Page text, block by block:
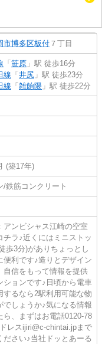
市博多区板付 ７丁目
「 笹原 」駅 徒歩16分
線 「 井尻 」駅 徒歩23分
線 「 雑餉隈 」駅 徒歩22分
(築17年)
/鉄筋コンクリート
アンビシャス江崎の空室
チラ♪近くにはミニストッ
歩3分)がありちょっとし
便利です♪造りとデザイン
自信をもって情報を提供
ションです♪日頃から電車
するなら2駅利用可能な物
でしょうか♪気になる情報
ら、まずはお電話0120-78
レスijiri@c-chintai.jpまで
ださい♪当社ドッとあーる